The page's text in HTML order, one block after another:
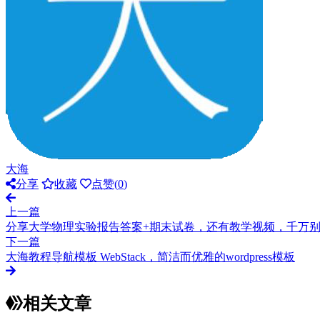
大海
分享
收藏 点赞(0)
上一篇
分享大学物理实验报告答案+期末试卷，还有教学视频，千万
下一篇
大海教程导航模板 WebStack，简洁而优雅的wordpress模板
相关文章